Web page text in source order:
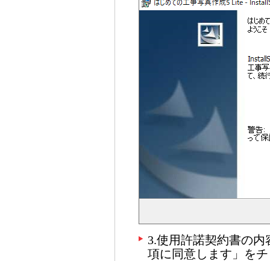
3.使用許諾契約書の
項に同意します」を